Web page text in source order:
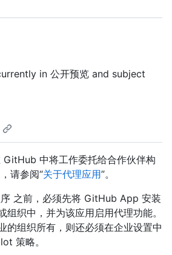
in 公开预览 and subject
中将工作委托给合作伙伴构
请参阅“关于代理应用”。
之前，必须先将 GitHub App 安装
组织中，并为该应用启用代理功能。
的组织所有，则还必须在企业设置中
策略。